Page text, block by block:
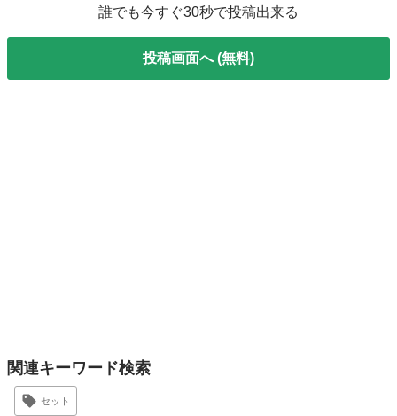
誰でも今すぐ30秒で投稿出来る
投稿画面へ (無料)
関連キーワード検索
セット